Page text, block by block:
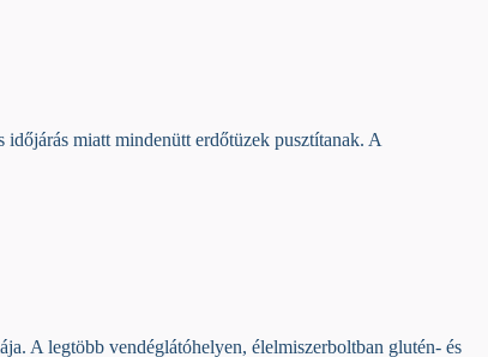
miatt mindenütt erdőtüzek pusztítanak. A
A legtöbb vendéglátóhelyen, élelmiszerboltban glutén- és